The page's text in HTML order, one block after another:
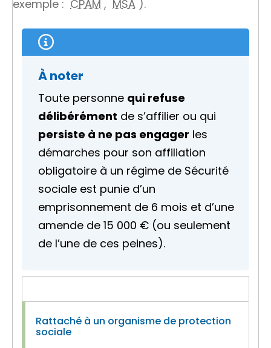
exemple : CPAM , MSA ).
À noter
Toute personne qui refuse
délibérément de s’affilier ou qui
persiste à ne pas engager les
démarches pour son affiliation
obligatoire à un régime de Sécurité
sociale est punie d’un
emprisonnement de 6 mois et d’une
amende de 15 000 € (ou seulement
de l’une de ces peines).
Rattaché à un organisme de protection
sociale